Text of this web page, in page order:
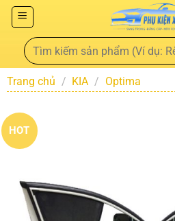
Trang chủ / KIA / Optima
HOT